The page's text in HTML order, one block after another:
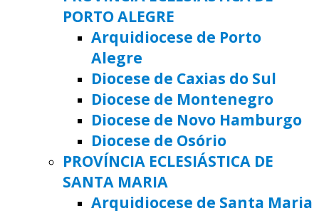
PORTO ALEGRE
Arquidiocese de Porto
Alegre
Diocese de Caxias do Sul
Diocese de Montenegro
Diocese de Novo Hamburgo
Diocese de Osório
PROVÍNCIA ECLESIÁSTICA DE
SANTA MARIA
Arquidiocese de Santa Maria